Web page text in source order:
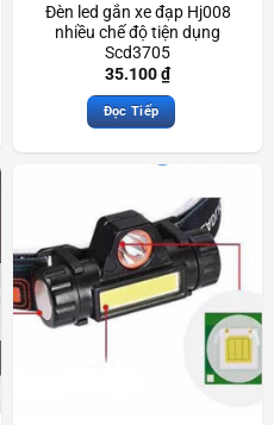
Đèn led gắn xe đạp Hj008
nhiều chế độ tiện dụng
Scd3705
35.100₫
Đọc Tiếp